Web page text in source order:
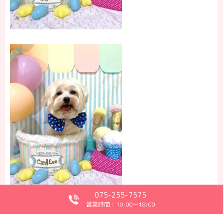
075-255-7575
営業時間：10:00～18:00